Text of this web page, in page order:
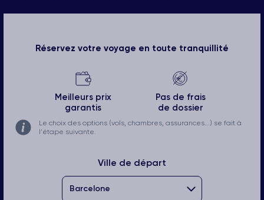
Réservez votre voyage en toute tranquillité
Meilleurs prix
garantis
Pas de frais
de dossier
Le choix des options (vols, chambres, assurances...) se fait à
l'étape suivante.
Ville de départ